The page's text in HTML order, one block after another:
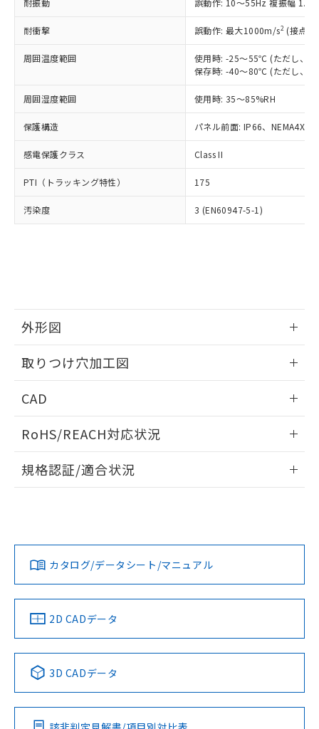
耐振動 誤動作: 10～55Hz 複振幅
耐衝撃 誤動作: 最大1000m/s2 (接点
周囲温度範囲
使用時: -25～55℃ (ただし、氷
保存時: -40～80℃ (ただし、氷
周囲湿度範囲 使用時: 35～85%RH
保護構造 パネル前面: IP66、NEMA4X,
感電保護クラス Class II
PTI（トラッキング特性） 175
汚染度 3 (EN60947-5-1)
外形図
取りつけ穴加工図
CAD
ドすることができます。
ログイン/会員登録
ダウンロードデータをご利用いただく前に、以下を必ずお読
みください。
ソフトウェアの使用条件
RoHS/REACH対応状況
EU RoHS 注意事項・凡例
対応済み
中国 RoHS 注意事項・凡例
Pb Hg Cd Cr(VI)
規格認証/適合状況
カタログ/データシート/マニュアル
2D CADデータ
3D CADデータ
正式な納期状況および標準価格はお客
様のお取引先、またはお客様担当のオ
ムロン制御機器販売店・当社販売員に
オムロン制御機器販売店や当社販売拠
販売ネットワーク
」をご確認
在庫状況および標準価格結果を当社の
事前の承諾なく第三者に漏洩または開
示しないようお願いします。
マイパーツ機能（部品リスト作成サー
ビス）をご利用いただくには、I-Web
メンバーズにご登録されている必要が
お客様が当ウェブサイト上で当社にご
指します。
但し、RoHS指令で産業用監視および制御機器に対する
適用除外項目は除く。
フタル酸エステル類の４物質については閾値を超える意
図的な使用がないことを確認しています。
部品在庫の切り替え状況などにより、予定
月が前後することがあります。
※3 非含有証明書ダウンロード
51物質の非含有証明書（当社基準）
※本証明書は発行日時点で非含有を証明す
るもので、過去に遡って非含有を証明する
ものではありません。
また、RoHS指令のフタル酸エステル類４
欄に対応日を記載しておりました。
既に当社にて対応品への在庫切替を完了
していることから、特段のことがない限
り、2022年1月12日より割愛しておりま
す。
DBP(フタル酸ジブチル) : 1000ppm、 DIBP(フタル酸ジ
イソブチル) : 1000ppm、 BBP(フタル酸ブチルベンジ
DEHP(フタル酸ビス(2-エチルヘキシル)) : 1000ppm
準値以下であることを示します。
「10」：通常の使用状況下において有害物
質が外部に漏えいし、環境に深刻な影響を
及ぼさない年数を意味します。
「－」：未確認です。当社販売部門へお問
全に破砕するなど、違法に輸出されな
いよう必要な手段を講じます。
当社は貴社製品を、核兵器、ミサイ
ル、化学兵器、生物兵器またはその他
武器並びにこれらの製造装置等に一切
当社は、貴社製品を第三者に販売する
場合は、上記1、2および3の内容を当
該第三者に通知します。また当社は、
販売先および販売に係わる関係者が違
法に輸出するおそれがある場合は、取
り引きをいたしません。
一定数には満たないが在庫あり
－
在庫なし(最新の在庫状況につ
いては、お客様のお取引先、ま
たはお客様担当のオムロン制御
機器販売店・当社販売員にご確
空
受注生産機種、また在庫状況の
情報を公開していない機種